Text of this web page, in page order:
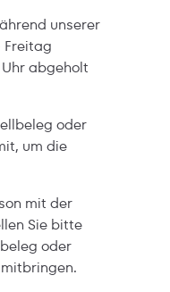
unserer
abgeholt
oder
um die
mit der
Sie bitte
oder